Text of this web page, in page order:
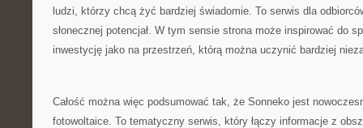
ludzi, którzy chcą żyć bardziej świadomie. To serwis dla
słonecznej potencjał. W tym sensie strona może inspirować do
inwestycję jako na przestrzeń, którą można uczynić bardziej
Całość można więc podsumować tak, że Sonneko jest
fotowoltaice. To tematyczny serwis, który łączy informacje z